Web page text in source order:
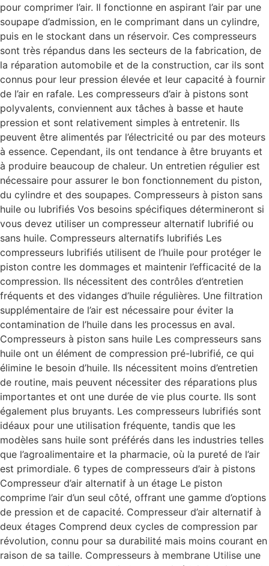
pour comprimer l’air. Il fonctionne en aspirant l’air par une
soupape d’admission, en le comprimant dans un cylindre,
puis en le stockant dans un réservoir. Ces compresseurs
sont très répandus dans les secteurs de la fabrication, de
la réparation automobile et de la construction, car ils sont
connus pour leur pression élevée et leur capacité à fournir
de l’air en rafale. Les compresseurs d’air à pistons sont
polyvalents, conviennent aux tâches à basse et haute
pression et sont relativement simples à entretenir. Ils
peuvent être alimentés par l’électricité ou par des moteurs
à essence. Cependant, ils ont tendance à être bruyants et
à produire beaucoup de chaleur. Un entretien régulier est
nécessaire pour assurer le bon fonctionnement du piston,
du cylindre et des soupapes. Compresseurs à piston sans
huile ou lubrifiés Vos besoins spécifiques détermineront si
vous devez utiliser un compresseur alternatif lubrifié ou
sans huile. Compresseurs alternatifs lubrifiés Les
compresseurs lubrifiés utilisent de l’huile pour protéger le
piston contre les dommages et maintenir l’efficacité de la
compression. Ils nécessitent des contrôles d’entretien
fréquents et des vidanges d’huile régulières. Une filtration
supplémentaire de l’air est nécessaire pour éviter la
contamination de l’huile dans les processus en aval.
Compresseurs à piston sans huile Les compresseurs sans
huile ont un élément de compression pré-lubrifié, ce qui
élimine le besoin d’huile. Ils nécessitent moins d’entretien
de routine, mais peuvent nécessiter des réparations plus
importantes et ont une durée de vie plus courte. Ils sont
également plus bruyants. Les compresseurs lubrifiés sont
idéaux pour une utilisation fréquente, tandis que les
modèles sans huile sont préférés dans les industries telles
que l’agroalimentaire et la pharmacie, où la pureté de l’air
est primordiale. 6 types de compresseurs d’air à pistons
Compresseur d’air alternatif à un étage Le piston
comprime l’air d’un seul côté, offrant une gamme d’options
de pression et de capacité. Compresseur d’air alternatif à
deux étages Comprend deux cycles de compression par
révolution, connu pour sa durabilité mais moins courant en
raison de sa taille. Compresseurs à membrane Utilise une